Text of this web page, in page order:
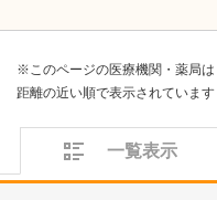
※このページの医療機関・薬局は
距離の近い順で表示されています
一覧表示